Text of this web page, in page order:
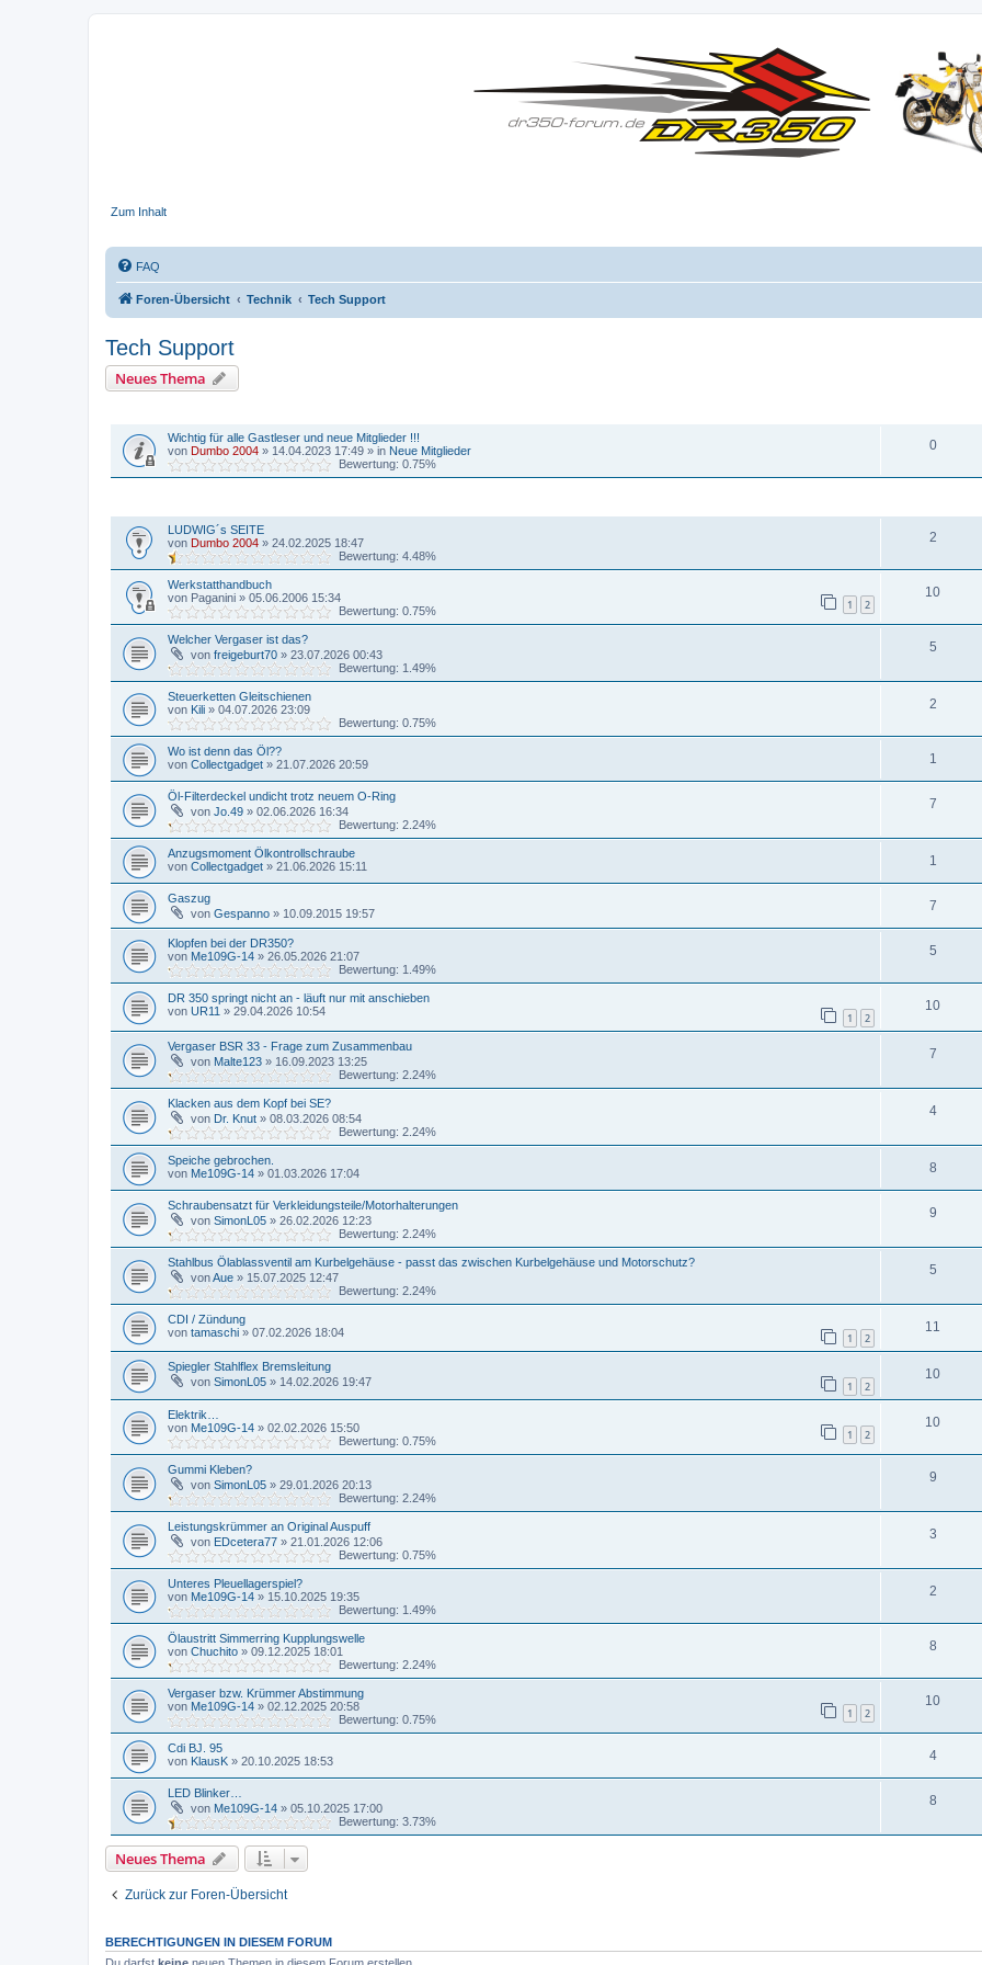
Zum Inhalt
FAQ
Foren-Übersicht Technik Tech Support
Tech Support
Neues Thema
Wichtig für alle Gastleser und neue Mitglieder !!!
von Dumbo 2004 » 14.04.2023 17:49 » in Neue Mitglieder
Bewertung: 0.75%
0
LUDWIG´s SEITE
von Dumbo 2004 » 24.02.2025 18:47
Bewertung: 4.48%
2
Werkstatthandbuch
von Paganini » 05.06.2006 15:34 1 2
Bewertung: 0.75%
10
Welcher Vergaser ist das?
von freigeburt70 » 23.07.2026 00:43
Bewertung: 1.49%
5
Steuerketten Gleitschienen
von Kili » 04.07.2026 23:09
Bewertung: 0.75%
2
Wo ist denn das Öl??
von Collectgadget » 21.07.2026 20:59 1
Öl-Filterdeckel undicht trotz neuem O-Ring
von Jo.49 » 02.06.2026 16:34
Bewertung: 2.24%
7
Anzugsmoment Ölkontrollschraube
von Collectgadget » 21.06.2026 15:11 1
Gaszug
von Gespanno » 10.09.2015 19:57 7
Klopfen bei der DR350?
von Me109G-14 » 26.05.2026 21:07
Bewertung: 1.49%
5
DR 350 springt nicht an - läuft nur mit anschieben
von UR11 » 29.04.2026 10:54 1 2
10
Vergaser BSR 33 - Frage zum Zusammenbau
von Malte123 » 16.09.2023 13:25
Bewertung: 2.24%
7
Klacken aus dem Kopf bei SE?
von Dr. Knut » 08.03.2026 08:54
Bewertung: 2.24%
4
Speiche gebrochen.
von Me109G-14 » 01.03.2026 17:04 8
Schraubensatzt für Verkleidungsteile/Motorhalterungen
von SimonL05 » 26.02.2026 12:23
Bewertung: 2.24%
9
Stahlbus Ölablassventil am Kurbelgehäuse - passt das zwischen Kurbelgehäuse und Motorschutz?
vonAue » 15.07.2025 12:47
Bewertung: 2.24%
5
CDI / Zündung
von tamaschi » 07.02.2026 18:04 1 2
11
Spiegler Stahlflex Bremsleitung
von SimonL05 » 14.02.2026 19:47 1 2
10
Elektrik…
von Me109G-14 » 02.02.2026 15:50 1 2
Bewertung: 0.75%
10
Gummi Kleben?
von SimonL05 » 29.01.2026 20:13
Bewertung: 2.24%
9
Leistungskrümmer an Original Auspuff
von EDcetera77 » 21.01.2026 12:06
Bewertung: 0.75%
3
Unteres Pleuellagerspiel?
von Me109G-14 » 15.10.2025 19:35
Bewertung: 1.49%
2
Ölaustritt Simmerring Kupplungswelle
von Chuchito » 09.12.2025 18:01
Bewertung: 2.24%
8
Vergaser bzw. Krümmer Abstimmung
von Me109G-14 » 02.12.2025 20:58 1 2
Bewertung: 0.75%
10
Cdi BJ. 95
von KlausK » 20.10.2025 18:53 4
LED Blinker…
von Me109G-14 » 05.10.2025 17:00
Bewertung: 3.73%
8
Neues Thema
Zurück zur Foren-Übersicht
BERECHTIGUNGEN IN DIESEM FORUM